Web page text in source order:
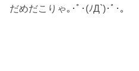
だめだこりゃ｡･ﾟ･(ﾉД`)･ﾟ･｡